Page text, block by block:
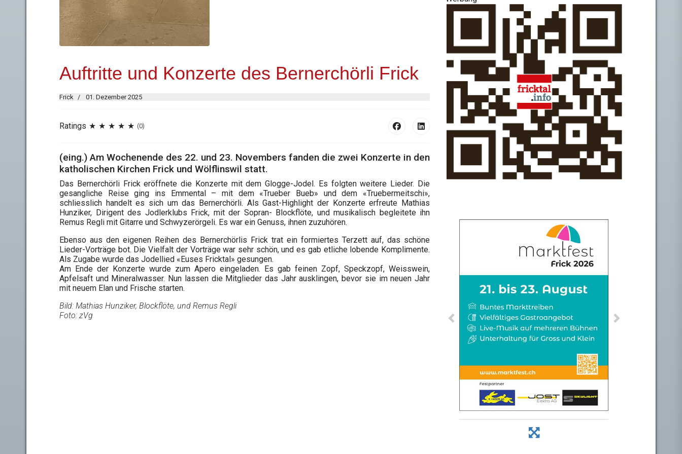
Auftritte und Konzerte des Bernerchörli Frick
Frick 01. Dezember 2025
Ratings (0)
(eing.) Am Wochenende des 22. und 23. Novembers fanden die zwei Konzerte in den
katholischen Kirchen Frick und Wölflinswil statt.
Das Bernerchörli Frick eröffnete die Konzerte mit dem Glogge-Jodel. Es folgten weitere Lieder. Die
gesangliche Reise ging ins Emmental – mit dem «Trueber Bueb» und dem «Truebermeitschi»,
schliesslich handelt es sich um das Bernerchörli. Als Gast-Highlight der Konzerte erfreute Mathias
Hunziker, Dirigent des Jodlerklubs Frick, mit der Sopran- Blockflöte, und musikalisch begleitete ihn
Remus Regli mit Gitarre und Schwyzerörgeli. Es war ein Genuss, ihnen zuzuhören.
Ebenso aus den eigenen Reihen des Bernerchörlis Frick trat ein formiertes Terzett auf, das schöne
Lieder-Vorträge bot. Die Vielfalt der Vorträge war sehr schön, und es gab etliche lobende Komplimente.
Als Zugabe wurde das Jodellied «Euses Fricktal» gesungen.
Am Ende der Konzerte wurde zum Apero eingeladen. Es gab feinen Zopf, Speckzopf, Weisswein,
Apfelsaft und Mineralwasser. Nun lassen die Mitglieder das Jahr ausklingen, bevor sie im neuen Jahr
mit neuem Elan und Frische starten.
Bild: Mathias Hunziker, Blockflöte, und Remus Regli
Foto: zVg